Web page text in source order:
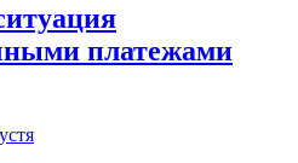
платежами